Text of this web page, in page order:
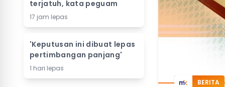
terjatuh, kata peguam
17 jam lepas
'Keputusan ini dibuat lepas
pertimbangan panjang'
1 hari lepas
BERITA